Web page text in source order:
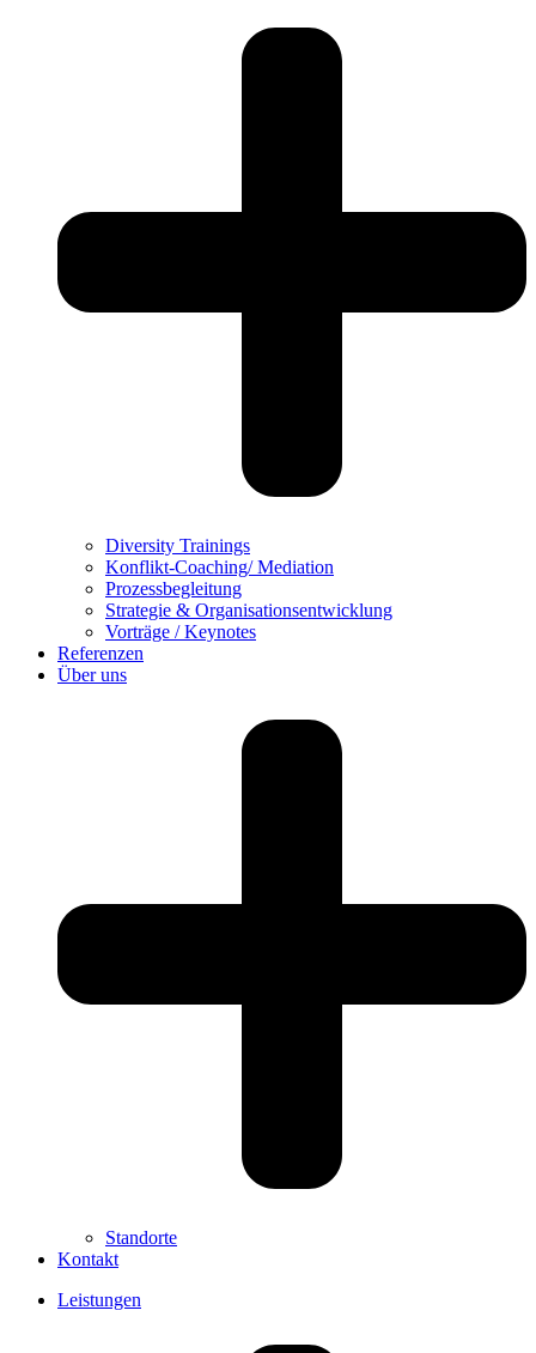
Diversity Trainings
Konflikt-Coaching/ Mediation
Prozessbegleitung
Strategie & Organisationsentwicklung
Vorträge / Keynotes
Referenzen
Über uns
Standorte
Kontakt
Leistungen